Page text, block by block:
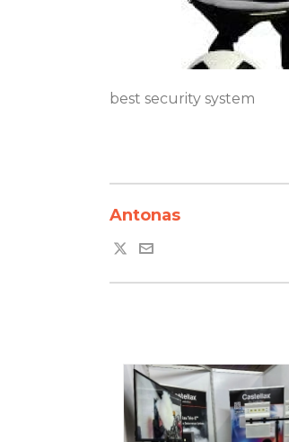
best security system
Antonas